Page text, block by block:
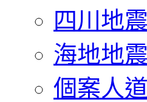
四川地震
海地地震
個案人